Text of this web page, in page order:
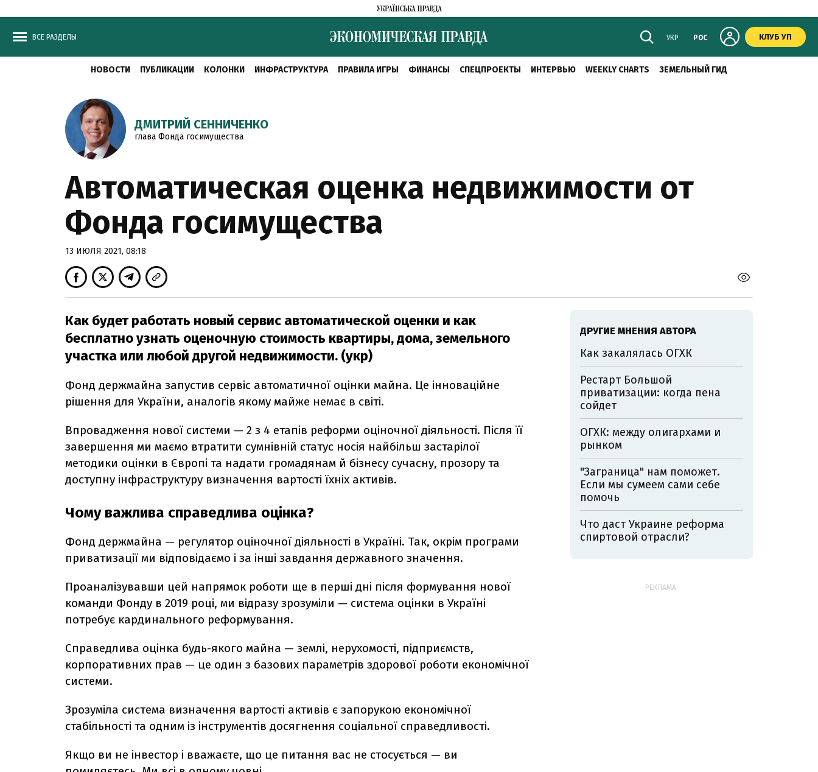
ВСЕ РАЗДЕЛЫ УКР РОС КЛУБ УП
НОВОСТИ ПУБЛИКАЦИИ КОЛОНКИ ИНФРАСТРУКТУРА ПРАВИЛА ИГРЫ ФИНАНСЫ СПЕЦПРОЕКТЫ ИНТЕРВЬЮ WEEKLY CHARTS ЗЕМЕЛЬНЫЙ ГИД
ДМИТРИЙ СЕННИЧЕНКО
глава Фонда госимущества
Автоматическая оценка недвижимости от
Фонда госимущества
13 ИЮЛЯ 2021, 08:18
Как будет работать новый сервис автоматической оценки и как
бесплатно узнать оценочную стоимость квартиры, дома, земельного
участка или любой другой недвижимости. (укр)
Фонд держмайна запустив сервіс автоматичної оцінки майна. Це інноваційне
рішення для України, аналогів якому майже немає в світі.
Впровадження нової системи — 2 з 4 етапів реформи оціночної діяльності. Після її
завершення ми маємо втратити сумнівній статус носія найбільш застарілої
методики оцінки в Європі та надати громадянам й бізнесу сучасну, прозору та
доступну інфраструктуру визначення вартості їхніх активів.
Чому важлива справедлива оцінка?
Фонд держмайна — регулятор оціночної діяльності в Україні. Так, окрім програми
приватизації ми відповідаємо і за інші завдання державного значення.
Проаналізувавши цей напрямок роботи ще в перші дні після формування нової
команди Фонду в 2019 році, ми відразу зрозуміли — система оцінки в Україні
потребує кардинального реформування.
Справедлива оцінка будь-якого майна — землі, нерухомості, підприємств,
корпоративних прав — це один з базових параметрів здорової роботи економічної
системи.
Зрозуміла система визначення вартості активів є запорукою економічної
стабільності та одним із інструментів досягнення соціальної справедливості.
Якщо ви не інвестор і вважаєте, що це питання вас не стосується — ви
ДРУГИЕ МНЕНИЯ АВТОРА
Как закалялась ОГХК
Рестарт Большой
приватизации: когда пена
сойдет
ОГХК: между олигархами и
рынком
"Заграница" нам поможет.
Если мы сумеем сами себе
помочь
Что даст Украине реформа
спиртовой отрасли?
РЕКЛАМА: